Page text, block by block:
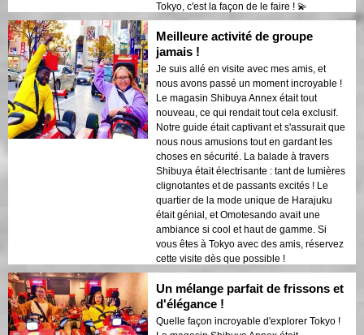
Tokyo, c'est la façon de le faire ! 💫
Meilleure activité de groupe
jamais !
Je suis allé en visite avec mes amis, et
nous avons passé un moment incroyable !
Le magasin Shibuya Annex était tout
nouveau, ce qui rendait tout cela exclusif.
Notre guide était captivant et s'assurait que
nous nous amusions tout en gardant les
choses en sécurité. La balade à travers
Shibuya était électrisante : tant de lumières
clignotantes et de passants excités ! Le
quartier de la mode unique de Harajuku
était génial, et Omotesando avait une
ambiance si cool et haut de gamme. Si
vous êtes à Tokyo avec des amis, réservez
cette visite dès que possible !
Un mélange parfait de frissons et
d'élégance !
Quelle façon incroyable d'explorer Tokyo !